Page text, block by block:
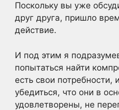
Поскольку вы уже
друг друга, пришло
действие.
И под этим я
попытаться найти
есть свои потребности,
убедиться, что они в
удовлетворены, не